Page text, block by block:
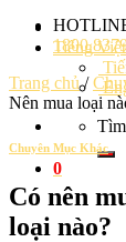
Tiếng
0
Trang chủ /
Nên mua loại
Chuyên Mục Khác
Có nên
loại nào?